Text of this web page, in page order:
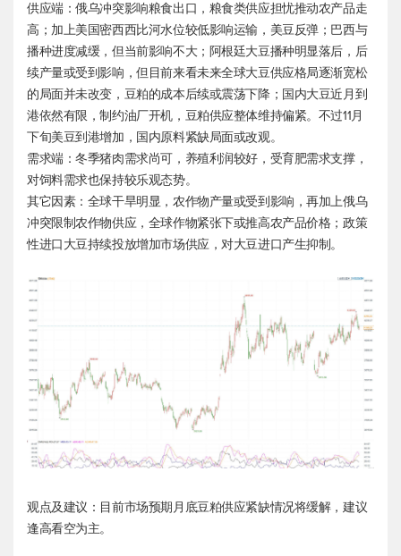
供应端：俄乌冲突影响粮食出口，粮食类供应担忧推动农产品走
高；加上美国密西西比河水位较低影响运输，美豆反弹；巴西与
播种进度减缓，但当前影响不大；阿根廷大豆播种明显落后，后
续产量或受到影响，但目前来看未来全球大豆供应格局逐渐宽松
的局面并未改变，豆粕的成本后续或震荡下降；国内大豆近月到
港依然有限，制约油厂开机，豆粕供应整体维持偏紧。不过11月
下旬美豆到港增加，国内原料紧缺局面或改观。
需求端：冬季猪肉需求尚可，养殖利润较好，受育肥需求支撑，
对饲料需求也保持较乐观态势。
其它因素：全球干旱明显，农作物产量或受到影响，再加上俄乌
冲突限制农作物供应，全球作物紧张下或推高农产品价格；政策
性进口大豆持续投放增加市场供应，对大豆进口产生抑制。
观点及建议：目前市场预期月底豆粕供应紧缺情况将缓解，建议
逢高看空为主。